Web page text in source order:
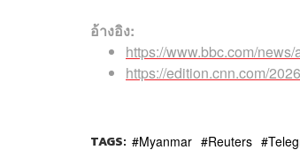
อ้างอิง:
https://www.bbc.com/
https://edition.cnn.com/
TAGS: Myanmar Reuters